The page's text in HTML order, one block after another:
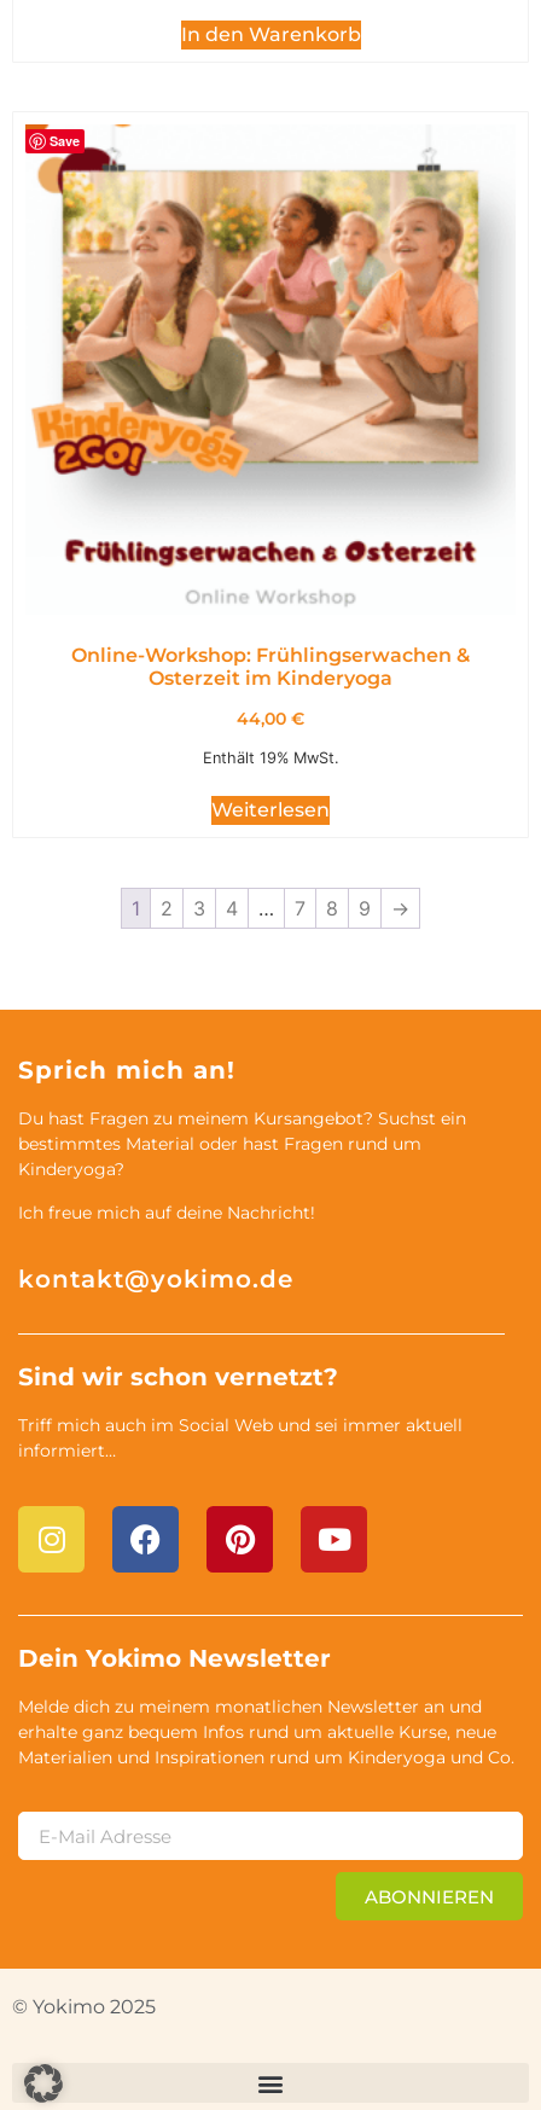
In den Warenkorb
Save
Online-Workshop: Frühlingserwachen &
Osterzeit im Kinderyoga
44,00 €
Enthält 19% MwSt.
Weiterlesen
1 2 3 4 … 7 8 9 →
Sprich mich an!
Du hast Fragen zu meinem Kursangebot? Suchst ein
bestimmtes Material oder hast Fragen rund um
Kinderyoga?
Ich freue mich auf deine Nachricht!
kontakt@yokimo.de
Sind wir schon vernetzt?
Triff mich auch im Social Web und sei immer aktuell
informiert…
Dein Yokimo Newsletter
Melde dich zu meinem monatlichen Newsletter an und
erhalte ganz bequem Infos rund um aktuelle Kurse, neue
Materialien und Inspirationen rund um Kinderyoga und Co.
ABONNIEREN
© Yokimo 2025